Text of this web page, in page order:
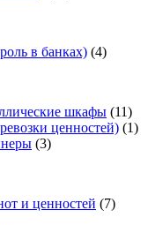
в банках) (4)
шкафы (11)
ценностей) (1)
(3)
и ценностей (7)